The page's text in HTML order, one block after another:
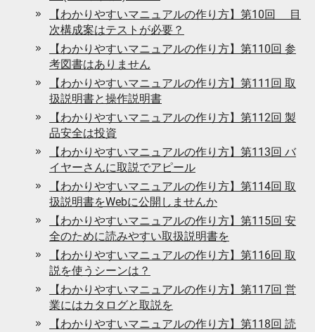
【わかりやすいマニュアルの作り方】第10回 目
次構成案はテストが必要？
【わかりやすいマニュアルの作り方】第110回 参
考図書はありません
【わかりやすいマニュアルの作り方】第111回 取
扱説明書と操作説明書
【わかりやすいマニュアルの作り方】第112回 製
品安全は投資
【わかりやすいマニュアルの作り方】第113回 バ
イヤーさんに取説でアピール
【わかりやすいマニュアルの作り方】第114回 取
扱説明書をWebに公開しませんか
【わかりやすいマニュアルの作り方】第115回 安
全のために読みやすい取扱説明書を
【わかりやすいマニュアルの作り方】第116回 取
説を使うシーンは？
【わかりやすいマニュアルの作り方】第117回 営
業にはカタログと取説を
【わかりやすいマニュアルの作り方】第118回 読